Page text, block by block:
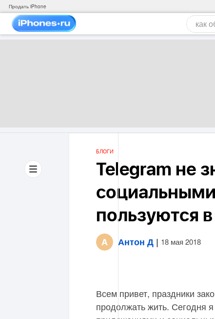
Продать iPhone
БЛОГИ
Telegram не
пользуются
Антон Д | 18 мая 2018
Всем привет, праздники
продолжать жить. Сегодня